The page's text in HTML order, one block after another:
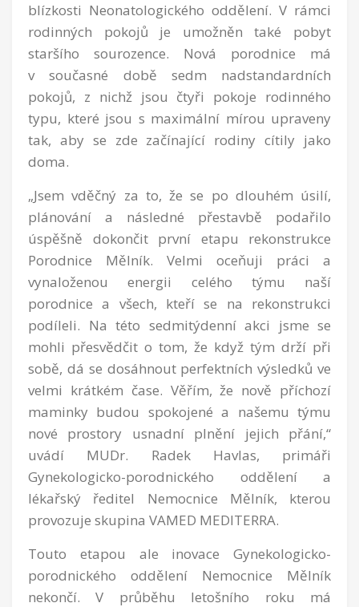
blízkosti Neonatologického oddělení. V rámci
rodinných pokojů je umožněn také pobyt
staršího sourozence. Nová porodnice má
v současné době sedm nadstandardních
pokojů, z nichž jsou čtyři pokoje rodinného
typu, které jsou s maximální mírou upraveny
tak, aby se zde začínající rodiny cítily jako
doma.
„Jsem vděčný za to, že se po dlouhém úsilí,
plánování a následné přestavbě podařilo
úspěšně dokončit první etapu rekonstrukce
Porodnice Mělník. Velmi oceňuji práci a
vynaloženou energii celého týmu naší
porodnice a všech, kteří se na rekonstrukci
podíleli. Na této sedmitýdenní akci jsme se
mohli přesvědčit o tom, že když tým drží při
sobě, dá se dosáhnout perfektních výsledků ve
velmi krátkém čase. Věřím, že nově příchozí
maminky budou spokojené a našemu týmu
nové prostory usnadní plnění jejich přání,“
uvádí MUDr. Radek Havlas, primáři
Gynekologicko-porodnického oddělení a
lékařský ředitel Nemocnice Mělník, kterou
provozuje skupina VAMED MEDITERRA.
Touto etapou ale inovace Gynekologicko-
porodnického oddělení Nemocnice Mělník
nekončí. V průběhu letošního roku má